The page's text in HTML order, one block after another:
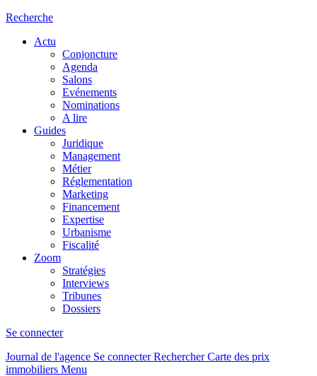
Recherche
Actu
Conjoncture
Agenda
Salons
Evénements
Nominations
A lire
Guides
Juridique
Management
Métier
Réglementation
Marketing
Financement
Expertise
Urbanisme
Fiscalité
Zoom
Stratégies
Interviews
Tribunes
Dossiers
Se connecter
Journal de l'agence Se connecterRechercher Carte des prix
immobiliers Menu